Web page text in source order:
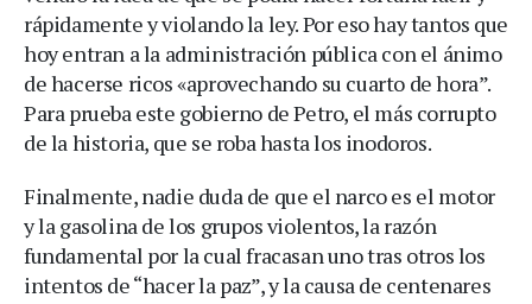
rápidamente y violando la ley. Por eso hay tantos que
hoy entran a la administración pública con el ánimo
de hacerse ricos «aprovechando su cuarto de hora”.
Para prueba este gobierno de Petro, el más corrupto
de la historia, que se roba hasta los inodoros.
Finalmente, nadie duda de que el narco es el motor
y la gasolina de los grupos violentos, la razón
fundamental por la cual fracasan uno tras otros los
intentos de “hacer la paz”, y la causa de centenares